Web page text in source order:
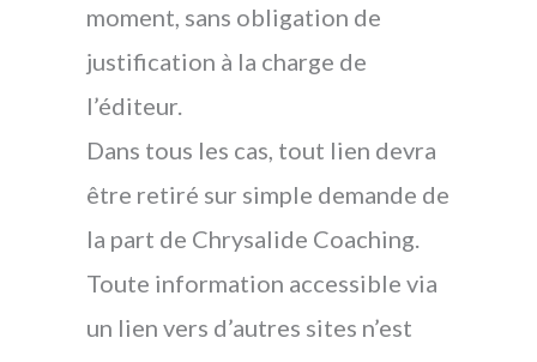
moment, sans obligation de
justification à la charge de
l’éditeur.
Dans tous les cas, tout lien devra
être retiré sur simple demande de
la part de Chrysalide Coaching.
Toute information accessible via
un lien vers d’autres sites n’est